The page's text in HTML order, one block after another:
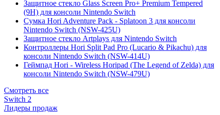
Защитное стекло Glass Screen Pro+ Premium Tempered
(9H) для консоли Nintendo Switch
Сумка Hori Adventure Pack - Splatoon 3 для консоли
Nintendo Switch (NSW-425U)
Защитное стекло Artplays для Nintendo Switch
Контроллеры Hori Split Pad Pro (Lucario & Pikachu) для
консоли Nintendo Switch (NSW-414U)
Геймпад Hori - Wireless Horipad (The Legend of Zelda) для
консоли Nintendo Switch (NSW-479U)
Смотреть все
Switch 2
Лидеры продаж